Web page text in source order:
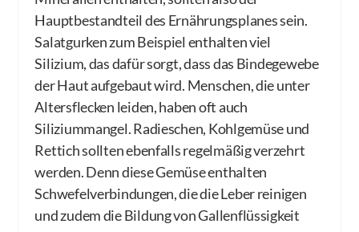
Hauptbestandteil des Ernährungsplanes sein.
Salatgurken zum Beispiel enthalten viel
Silizium, das dafür sorgt, dass das Bindegewebe
der Haut aufgebaut wird. Menschen, die unter
Altersflecken leiden, haben oft auch
Siliziummangel. Radieschen, Kohlgemüse und
Rettich sollten ebenfalls regelmäßig verzehrt
werden. Denn diese Gemüse enthalten
Schwefelverbindungen, die die Leber reinigen
und zudem die Bildung von Gallenflüssigkeit